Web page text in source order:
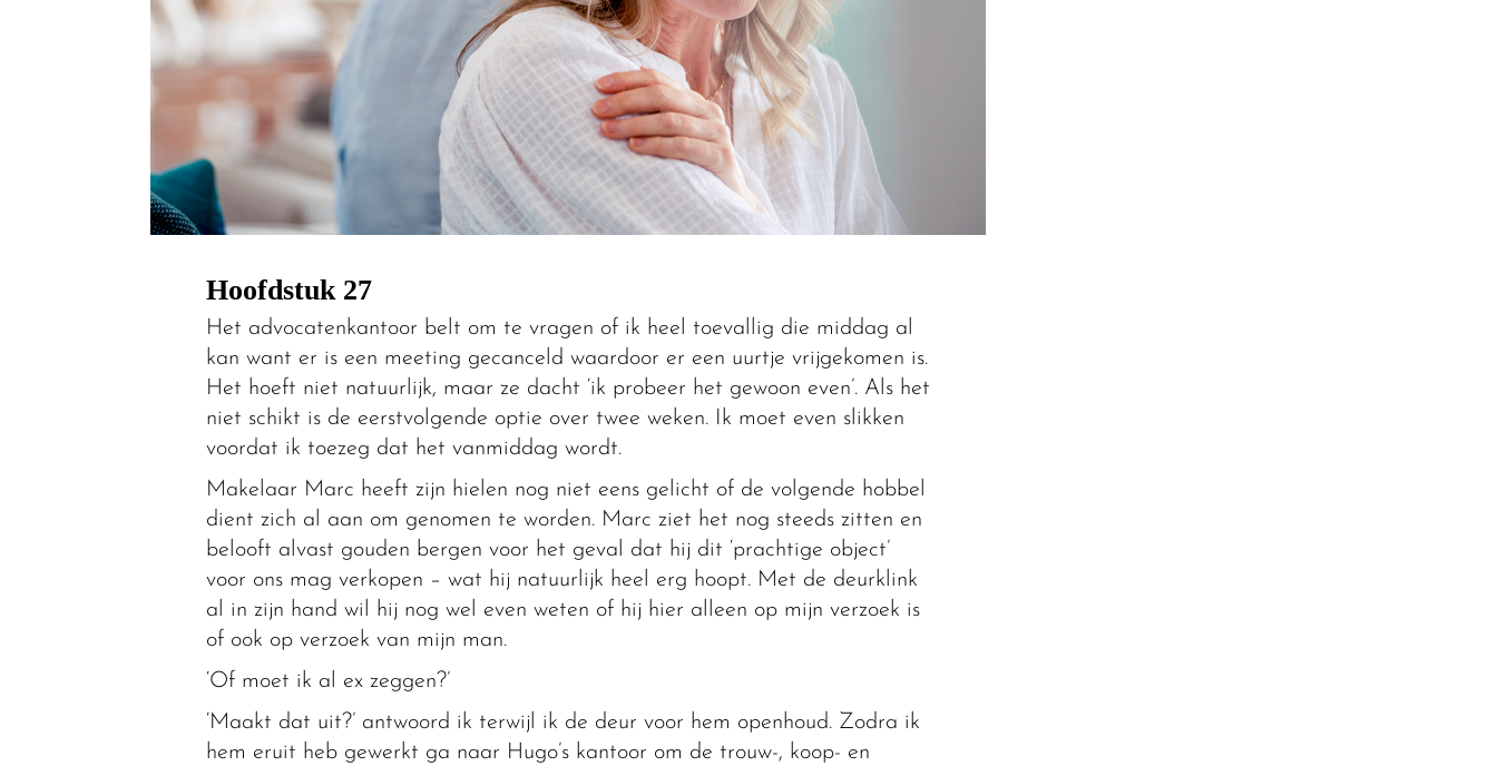
Hoofdstuk 27
Het advocatenkantoor belt om te vragen of ik heel toevallig die middag al
kan want er is een meeting gecanceld waardoor er een uurtje vrijgekomen is.
Het hoeft niet natuurlijk, maar ze dacht ‘ik probeer het gewoon even’. Als het
niet schikt is de eerstvolgende optie over twee weken. Ik moet even slikken
voordat ik toezeg dat het vanmiddag wordt.
Makelaar Marc heeft zijn hielen nog niet eens gelicht of de volgende hobbel
dient zich al aan om genomen te worden. Marc ziet het nog steeds zitten en
belooft alvast gouden bergen voor het geval dat hij dit ‘prachtige object’
voor ons mag verkopen – wat hij natuurlijk heel erg hoopt. Met de deurklink
al in zijn hand wil hij nog wel even weten of hij hier alleen op mijn verzoek is
of ook op verzoek van mijn man.
‘Of moet ik al ex zeggen?’
‘Maakt dat uit?’ antwoord ik terwijl ik de deur voor hem openhoud. Zodra ik
hem eruit heb gewerkt ga naar Hugo’s kantoor om de trouw-, koop- en